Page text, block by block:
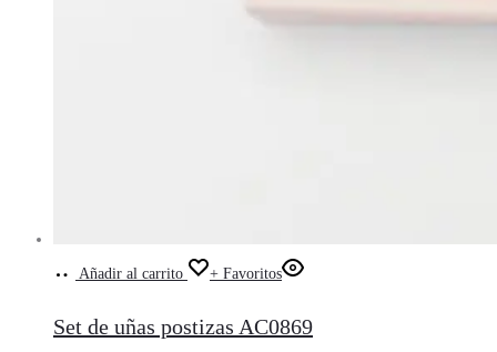
Añadir al carrito + Favoritos
Set de uñas postizas AC0869